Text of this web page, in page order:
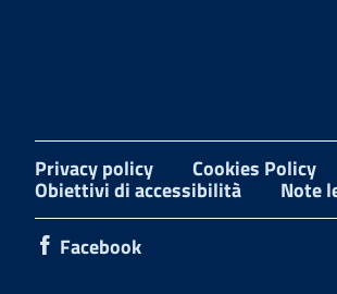
Privacy policy Cookies Policy
Obiettivi di accessibilità Note
Facebook